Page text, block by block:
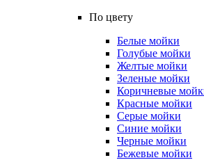
По цвету
Белые мойки
Голубые мойки
Желтые мойки
Зеленые мойки
Коричневые
Красные мойки
Серые мойки
Синие мойки
Черные мойки
Бежевые мойки